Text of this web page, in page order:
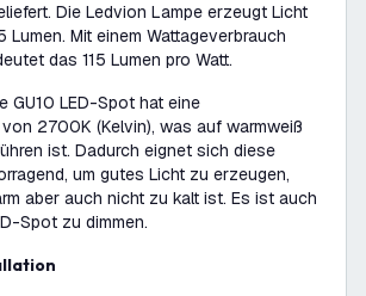
Die Ledvion Lampe erzeugt Licht
Lumen. Mit einem Wattageverbrauch
das 115 Lumen pro Watt.
GU10 LED-Spot hat eine
2700K (Kelvin), was auf warmweiß
ist. Dadurch eignet sich diese
um gutes Licht zu erzeugen,
aber auch nicht zu kalt ist. Es ist auch
Spot zu dimmen.